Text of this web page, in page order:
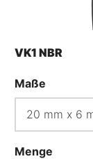
VK1 NBR
Maße
Menge